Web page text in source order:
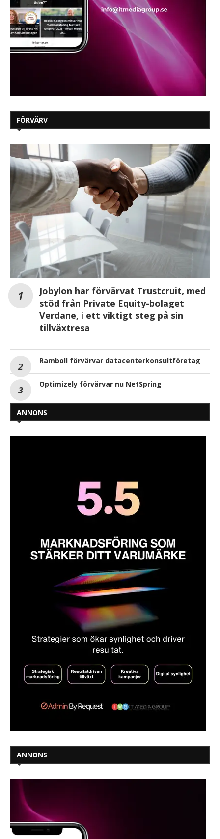
FÖRVÄRV
Jobylon har förvärvat Trustcruit, med
stöd från Private Equity-bolaget
Verdane, i ett viktigt steg på sin
tillväxtresa
Ramboll förvärvar datacenterkonsultföretag
Optimizely förvärvar nu NetSpring
ANNONS
ANNONS